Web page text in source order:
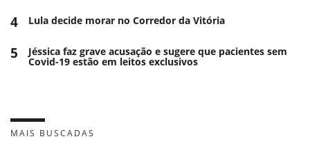
4 Lula decide morar no Corredor da Vitória
5 Jéssica faz grave acusação e sugere que pacientes sem
Covid-19 estão em leitos exclusivos
MAIS BUSCADAS